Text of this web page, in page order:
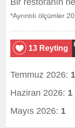
Bir restoranın
*Ayrıntılı ölçümler
13 Reyting
Temmuz 2026: 1
Haziran 2026: 1
Mayıs 2026: 1